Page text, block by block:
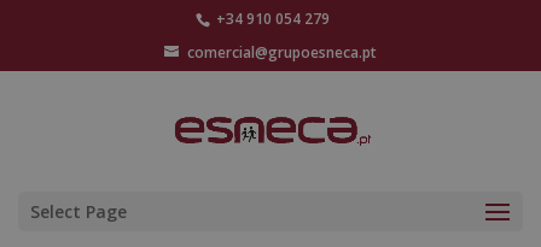
+34 910 054 279
comercial@grupoesneca.pt
Select Page